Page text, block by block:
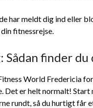
har meldt dig ind eller
fitnessrejse.
Sådan finder
World Fredericia
Det er helt normalt!
rundt, så du hurtigt får